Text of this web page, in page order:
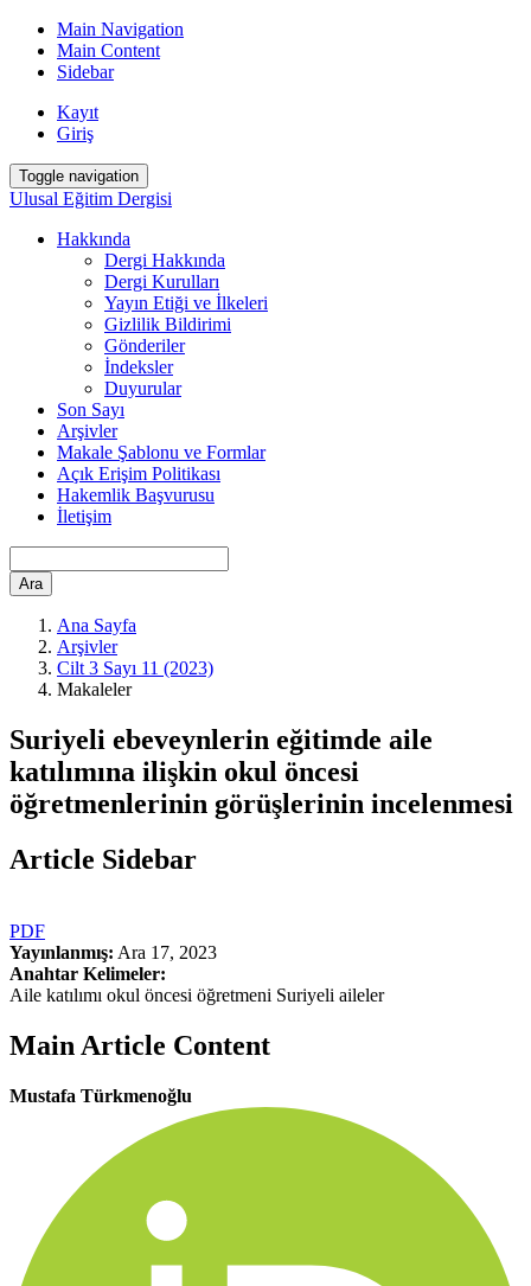
Main Navigation
Main Content
Sidebar
Kayıt
Giriş
Toggle navigation
Ulusal Eğitim Dergisi
Hakkında
Dergi Hakkında
Dergi Kurulları
Yayın Etiği ve İlkeleri
Gizlilik Bildirimi
Gönderiler
İndeksler
Duyurular
Son Sayı
Arşivler
Makale Şablonu ve Formlar
Açık Erişim Politikası
Hakemlik Başvurusu
İletişim
Ara
Ana Sayfa
Arşivler
Cilt 3 Sayı 11 (2023)
Makaleler
Suriyeli ebeveynlerin eğitimde aile
katılımına ilişkin okul öncesi
öğretmenlerinin görüşlerinin incelenmesi
Article Sidebar
PDF
Yayınlanmış: Ara 17, 2023
Anahtar Kelimeler:
Aile katılımı okul öncesi öğretmeni Suriyeli aileler
Main Article Content
Mustafa Türkmenoğlu